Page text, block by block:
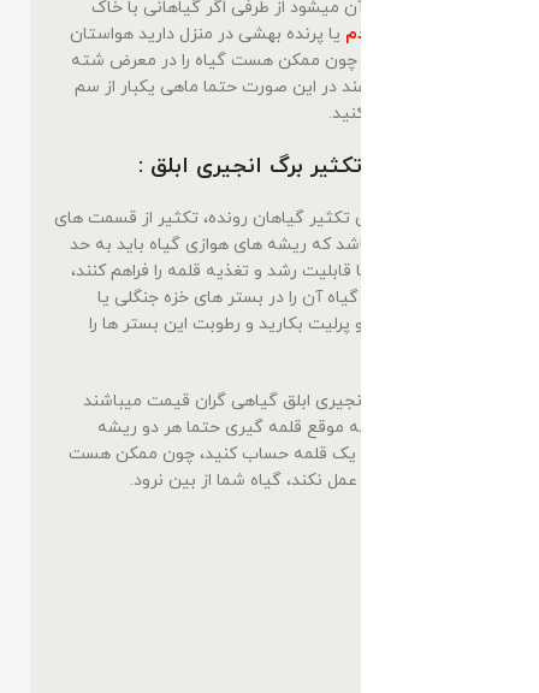
قسمت های ابلق آن میشود از طرفی اگر گیاهانی با خاک
باباآدم یا پرنده بهشی در منزل دارید هواستان
به این گیاه باشه چون ممکن هست گیاه را در معرض شته
سفید رنگ قرار دهند در این صورت حتما ماهی یکبار از سم
دیازنون استفاده کنید.
قلمه گیری و تکثیر برگ انجیری ابلق :
مرسوم ترین روش تکثیر گیاهان رونده، تکثیر از قسمت های
بند بند ساقه میباشد که ریشه های هوازی گیاه باید به حد
کافی بلند باشند تا قابلیت رشد و تغذیه قلمه را فراهم کنند،
بعد از قلمه گیری گیاه آن را در بستر های خزه جنگلی یا
ترکیب کوکوپیت و پرلیت بکارید و رطوبت این بستر ها را
: چون گیاه انجیری ابلق گیاهی گران قیمت میباشند
پیشنهاد میشود که موقع قلمه گیری حتما هر دو ریشه
هوازی را به عنوان یک قلمه حساب کنید، چون ممکن هست
یکی از ریشه های عمل نکند، گیاه شما از بین نرود.